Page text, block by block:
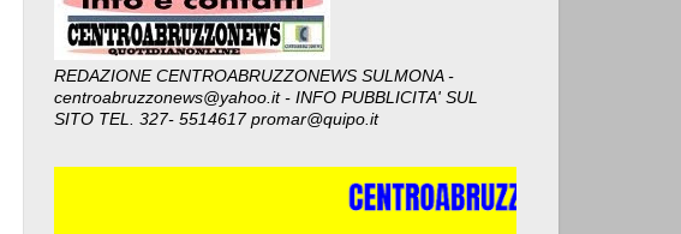
REDAZIONE CENTROABRUZZONEWS SULMONA -
centroabruzzonews@yahoo.it - INFO PUBBLICITA' SUL
SITO TEL. 327- 5514617 promar@quipo.it